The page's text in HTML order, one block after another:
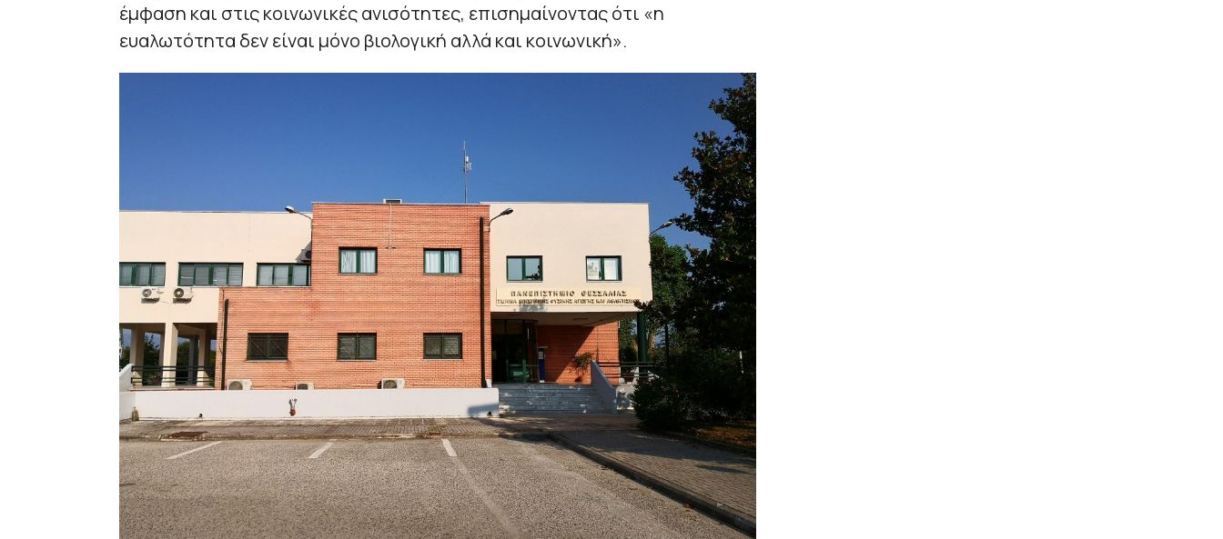
έμφαση και στις κοινωνικές ανισότητες, επισημαίνοντας ότι «η
ευαλωτότητα δεν είναι μόνο βιολογική αλλά και κοινωνική».